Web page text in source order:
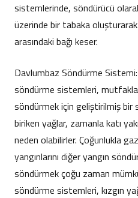
sistemlerinde, söndürücü
üzerinde bir tabaka oluşturarak
arasındaki bağı keser.
Davlumbaz Söndürme
söndürme sistemleri,
söndürmek için geliştirilmiş bir
biriken yağlar, zamanla katı
neden olabilirler. Çoğunlukla
yangınlarını diğer yangın
söndürmek çoğu zaman
söndürme sistemleri, kızgın